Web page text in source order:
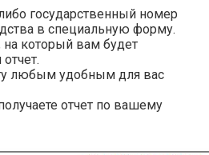
государственный номер
в специальную форму.
на который вам будет
любым удобным для вас
отчет по вашему